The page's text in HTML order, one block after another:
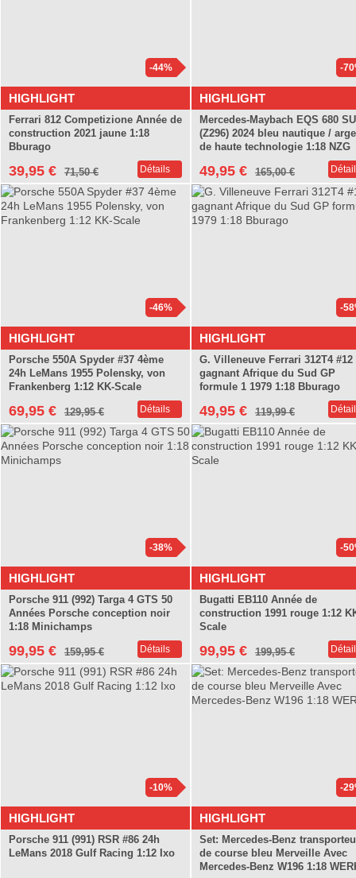
HIGHLIGHT
-44%
Ferrari 812 Competizione Année de
construction 2021 jaune 1:18
Bburago
39,95 € 71,50 € Détails
HIGHLIGHT
-
Mercedes-Maybach EQS 680
(Z296) 2024 bleu nautique /
de haute technologie 1:18 NZG
49,95 € 165,00 €
HIGHLIGHT
-46%
Porsche 550A Spyder #37 4ème
24h LeMans 1955 Polensky, von
Frankenberg 1:12 KK-Scale
69,95 € 129,95 € Détails
HIGHLIGHT
-
G. Villeneuve Ferrari 312T4 #12
gagnant Afrique du Sud GP
formule 1 1979 1:18 Bburago
49,95 € 119,99 €
HIGHLIGHT
-38%
Porsche 911 (992) Targa 4 GTS 50
Années Porsche conception noir
1:18 Minichamps
99,95 € 159,95 € Détails
HIGHLIGHT
-
Bugatti EB110 Année de
construction 1991 rouge 1:12
Scale
99,95 € 199,95 €
HIGHLIGHT
-10%
Porsche 911 (991) RSR #86 24h
LeMans 2018 Gulf Racing 1:12 Ixo
HIGHLIGHT
-
Set: Mercedes-Benz
de course bleu Merveille Avec
Mercedes-Benz W196 1:18